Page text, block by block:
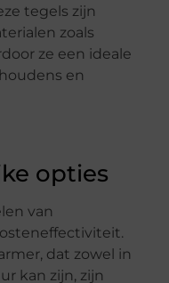
tegels zijn
zoals
ze een ideale
en
opties
van
dat zowel in
kan zijn, zijn